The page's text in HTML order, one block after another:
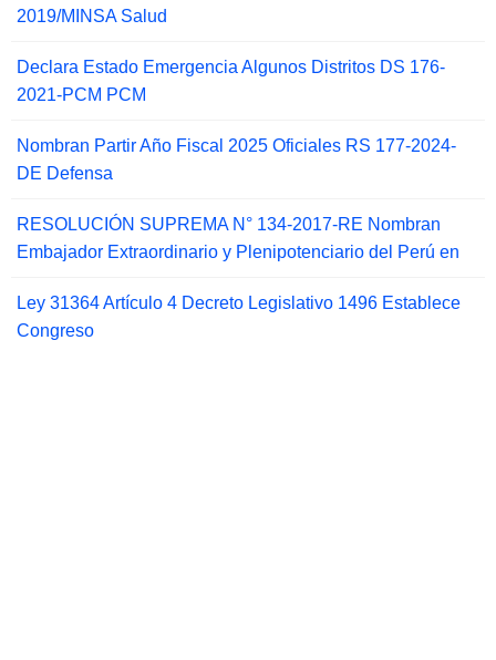
2019/MINSA Salud
Declara Estado Emergencia Algunos Distritos DS 176-
2021-PCM PCM
Nombran Partir Año Fiscal 2025 Oficiales RS 177-2024-
DE Defensa
RESOLUCIÓN SUPREMA N° 134-2017-RE Nombran
Embajador Extraordinario y Plenipotenciario del Perú en
Ley 31364 Artículo 4 Decreto Legislativo 1496 Establece
Congreso